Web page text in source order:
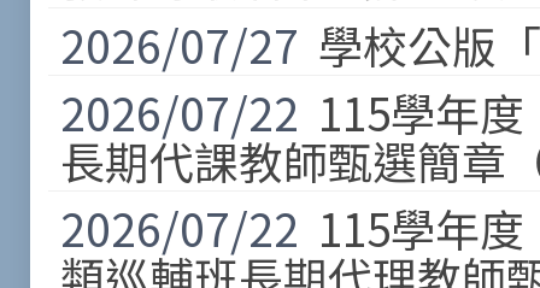
2026/07/27 學校公版
2026/07/22 115學年
長期代課教師甄選簡章
2026/07/22 115學年